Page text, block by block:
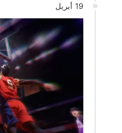
19 أبريل